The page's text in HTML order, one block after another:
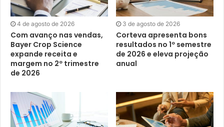
4 de agosto de 2026
Com avanço nas vendas,
Bayer Crop Science
expande receita e
margem no 2º trimestre
de 2026
3 de agosto de 2026
Corteva apresenta bons
resultados no 1º semestre
de 2026 e eleva projeção
anual